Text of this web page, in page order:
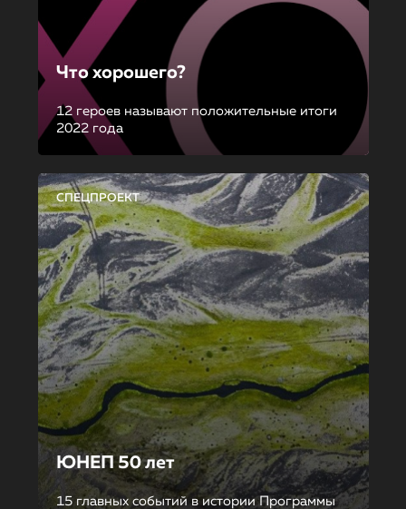
Что хорошего?
12 героев называют положительные итоги
2022 года
СПЕЦПРОЕКТ
ЮНЕП 50 лет
15 главных событий в истории Программы